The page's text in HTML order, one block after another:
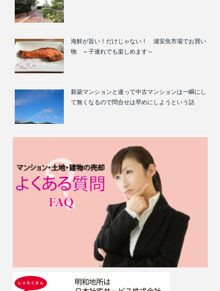
海鮮が旨い！だけじゃない！ 浦安魚市場でお買い
物 ～子連れでも楽しめます～
新築マンションと違って中古マンションは一瞬にし
て無くなるので問合せは早めにしようという話